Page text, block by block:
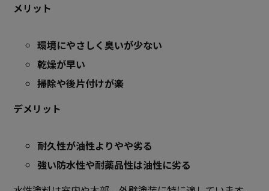
メリット
環境にやさしく臭いが少ない
乾燥が早い
掃除や後片付けが楽
デメリット
耐久性が油性よりやや劣る
強い防水性や耐薬品性は油性に劣る